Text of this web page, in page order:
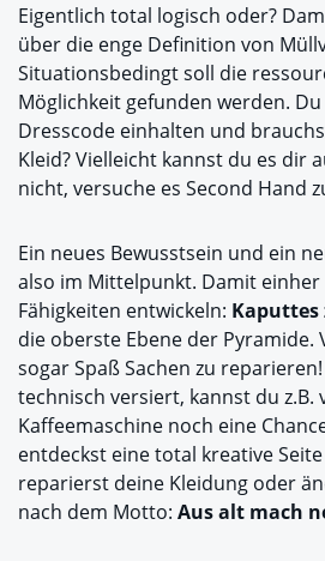
Eigentlich total logisch oder?
über die enge Definition von
Situationsbedingt soll die
Möglichkeit gefunden werden.
Dresscode einhalten und
Kleid? Vielleicht kannst du es dir
nicht, versuche es Second Hand
Ein neues Bewusstsein und ein
also im Mittelpunkt. Damit
Fähigkeiten entwickeln: Kaputtes
die oberste Ebene der Pyramide.
sogar Spaß Sachen zu
technisch versiert, kannst du z.B.
Kaffeemaschine noch eine
entdeckst eine total kreative
reparierst deine Kleidung oder
nach dem Motto: Aus alt mach